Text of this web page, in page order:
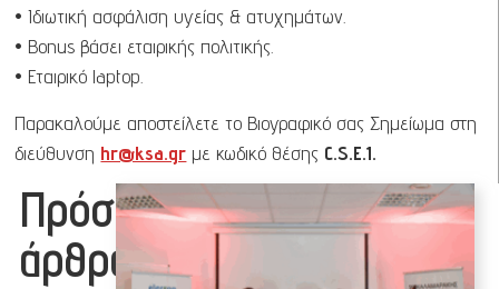
• Ιδιωτική ασφάλιση υγείας & ατυχημάτων.
• Bonus βάσει εταιρικής πολιτικής.
• Εταιρικό laptop.
Παρακαλούμε αποστείλετε το Βιογραφικό σας Σημείωμα στη
διεύθυνση hr@ksa.gr με κωδικό θέσης C.S.E.1.
Πρόσφατα
άρθρα